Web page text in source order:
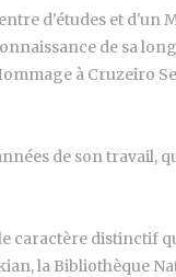
d'études et d'un
de sa
à Cruzeiro
de son travail,
caractère distinctif
la Bibliothèque